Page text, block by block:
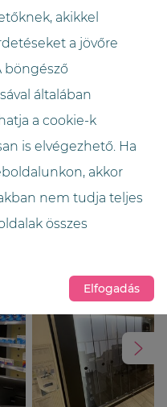
akikkel
a jövőre
böngésző
általában
a cookie-k
is elvégezhető. Ha
akkor
nem tudja teljes
összes
Elfogadás